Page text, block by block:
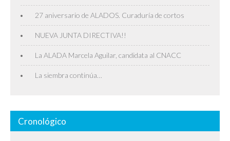
27 aniversario de ALADOS. Curaduría de cortos
NUEVA JUNTA DIRECTIVA!!
La ALADA Marcela Aguilar, candidata al CNACC
La siembra continúa…
Cronológico